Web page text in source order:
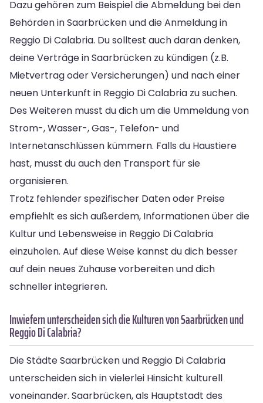
Dazu gehören zum Beispiel die Abmeldung bei den
Behörden in Saarbrücken und die Anmeldung in
Reggio Di Calabria. Du solltest auch daran denken,
deine Verträge in Saarbrücken zu kündigen (z.B.
Mietvertrag oder Versicherungen) und nach einer
neuen Unterkunft in Reggio Di Calabria zu suchen.
Des Weiteren musst du dich um die Ummeldung von
Strom-, Wasser-, Gas-, Telefon- und
Internetanschlüssen kümmern. Falls du Haustiere
hast, musst du auch den Transport für sie
organisieren.
Trotz fehlender spezifischer Daten oder Preise
empfiehlt es sich außerdem, Informationen über die
Kultur und Lebensweise in Reggio Di Calabria
einzuholen. Auf diese Weise kannst du dich besser
auf dein neues Zuhause vorbereiten und dich
schneller integrieren.
Inwiefern unterscheiden sich die Kulturen von Saarbrücken und
Reggio Di Calabria?
Die Städte Saarbrücken und Reggio Di Calabria
unterscheiden sich in vielerlei Hinsicht kulturell
voneinander. Saarbrücken, als Hauptstadt des